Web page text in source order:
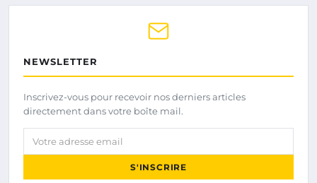
NEWSLETTER
Inscrivez-vous pour recevoir nos derniers articles
directement dans votre boîte mail.
Votre adresse email
S'INSCRIRE